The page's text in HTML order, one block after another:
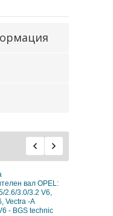
вал OPEL:
2.6/3.0/3.2 V6,
Vectra -A
- BGS technic